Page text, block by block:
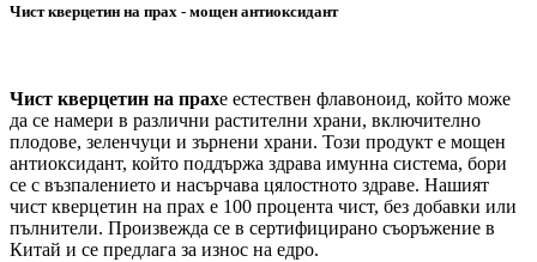
Чист кверцетин на прах - мощен антиоксидант
Чист кверцетин на прахе естествен флавоноид, който може
да се намери в различни растителни храни, включително
плодове, зеленчуци и зърнени храни. Този продукт е мощен
антиоксидант, който поддържа здрава имунна система, бори
се с възпалението и насърчава цялостното здраве. Нашият
чист кверцетин на прах е 100 процента чист, без добавки или
пълнители. Произвежда се в сертифицирано съоръжение в
Китай и се предлага за износ на едро.